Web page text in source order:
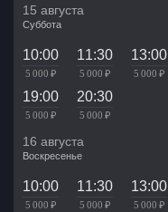
15 августа
Суббота
10:00
5 000 ₽
11:30
5 000 ₽
13:00
5 000 ₽
19:00
5 000 ₽
20:30
5 000 ₽
16 августа
Воскресенье
10:00
5 000 ₽
11:30
5 000 ₽
13:00
5 000 ₽